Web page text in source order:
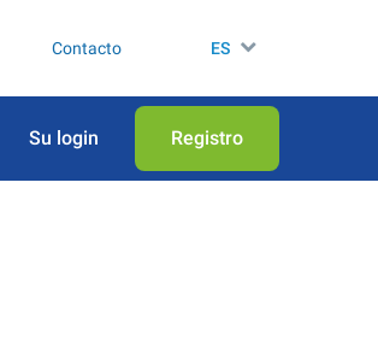
Contacto ES
Su login Registro